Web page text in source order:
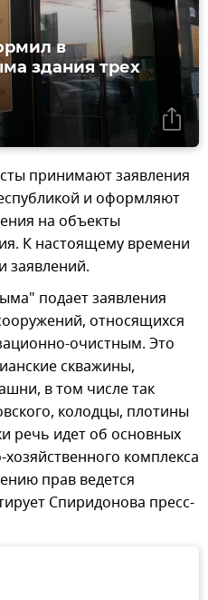
в
здания трех
принимают заявления
и оформляют
на объекты
К настоящему времени
заявлений.
подает заявления
относящихся
очистным. Это
скважины,
в том числе так
колодцы, плотины
речь идет об основных
комплекса
прав ведется
Спиридонова пресс-